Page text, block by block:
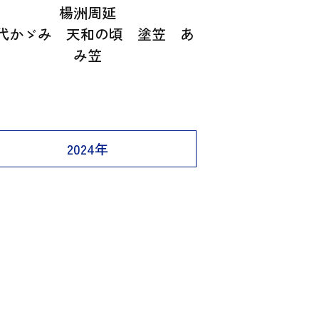
楊洲周延
かゞみ 天和の頃 塗笠 あ
み笠
2024年